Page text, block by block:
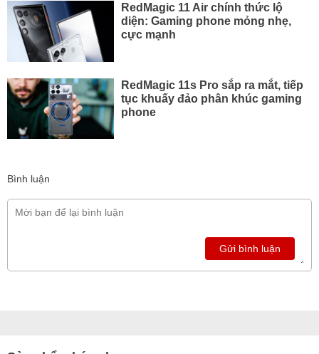
RedMagic 11 Air chính thức lộ
diện: Gaming phone mỏng nhẹ,
cực mạnh
RedMagic 11s Pro sắp ra mắt, tiếp
tục khuấy đảo phân khúc gaming
phone
Bình luận
Gửi bình luận